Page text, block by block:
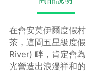
在會安莫伊爾度假
茶，這間五星級度
River) 畔，肯定會
光營造出浪漫祥和